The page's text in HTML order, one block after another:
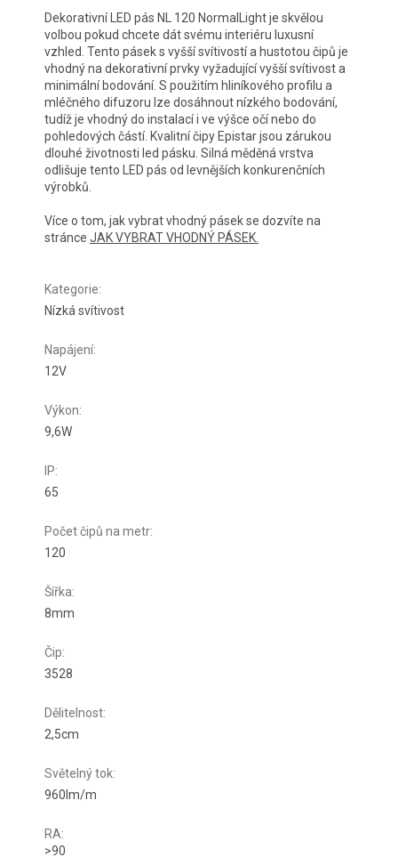
Dekorativní LED pás NL 120 NormalLight je skvělou
volbou pokud chcete dát svému interiéru luxusní
vzhled. Tento pásek s vyšší svítivostí a hustotou čipů je
vhodný na dekorativní prvky vyžadující vyšší svítivost a
minimální bodování. S použitím hliníkového profilu a
mléčného difuzoru lze dosáhnout nízkého bodování,
tudíž je vhodný do instalací i ve výšce očí nebo do
pohledových částí. Kvalitní čipy Epistar jsou zárukou
dlouhé životnosti led pásku. Silná měděná vrstva
odlišuje tento LED pás od levnějších konkurenčních
výrobků.
Více o tom, jak vybrat vhodný pásek se dozvíte na
stránce JAK VYBRAT VHODNÝ PÁSEK.
Kategorie:
Nízká svítivost
Napájení:
12V
Výkon:
9,6W
IP:
65
Počet čipů na metr:
120
Šířka:
8mm
Čip:
3528
Dělitelnost:
2,5cm
Světelný tok:
960lm/m
RA:
>90